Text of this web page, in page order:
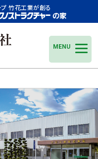
プ 竹花工業が創る
MENU